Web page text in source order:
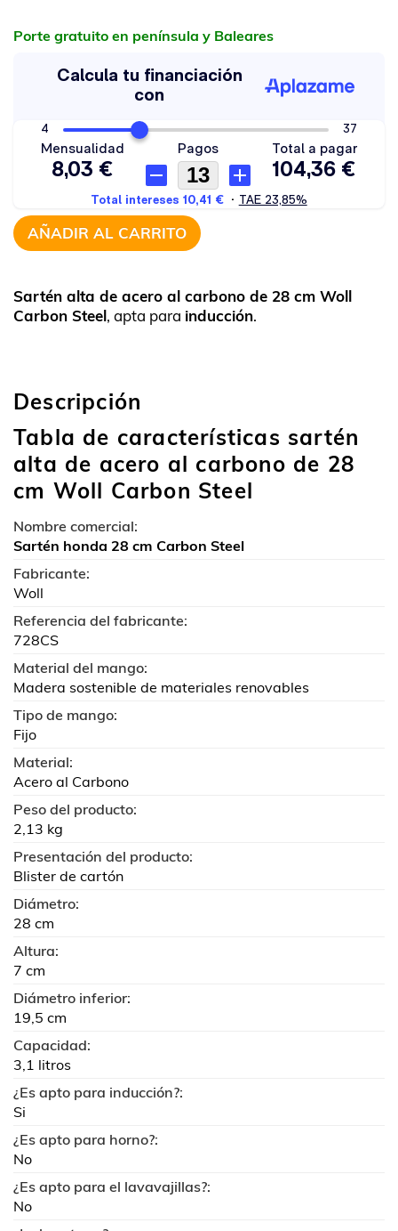
Porte gratuito en península y Baleares
AÑADIR AL CARRITO
Sartén alta de acero al carbono de 28 cm Woll
Carbon Steel, apta para inducción.
Descripción
Tabla de características sartén
alta de acero al carbono de 28
cm Woll Carbon Steel
Nombre comercial:
Sartén honda 28 cm Carbon Steel
Fabricante:
Woll
Referencia del fabricante:
728CS
Material del mango:
Madera sostenible de materiales renovables
Tipo de mango:
Fijo
Material:
Acero al Carbono
Peso del producto:
2,13 kg
Presentación del producto:
Blister de cartón
Diámetro:
28 cm
Altura:
7 cm
Diámetro inferior:
19,5 cm
Capacidad:
3,1 litros
¿Es apto para inducción?:
Si
¿Es apto para horno?:
No
¿Es apto para el lavavajillas?:
No